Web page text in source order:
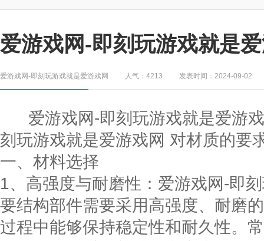
爱游戏网-即刻玩游戏就是
爱游戏网-即刻玩游戏就是爱游戏网 人气：4213 发表时间：2024-09-02
爱游戏网-即刻玩游戏就是爱游
刻玩游戏就是爱游戏网 对材质的要
一、材料选择
1、高强度与耐磨性：爱游戏网-即
要结构部件需要采用高强度、耐磨
过程中能够保持稳定性和耐久性。